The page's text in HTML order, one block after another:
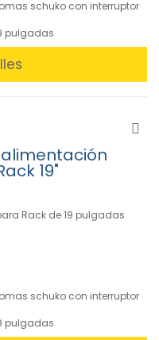
schuko con interruptor
pulgadas
alimentación
19"
Rack de 19 pulgadas
schuko con interruptor
pulgadas